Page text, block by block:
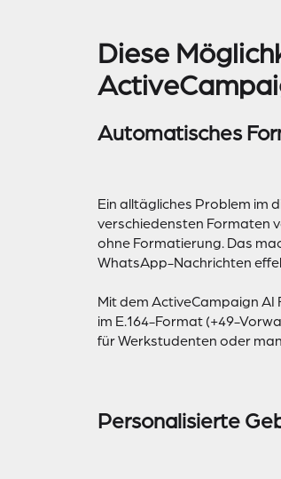
Diese
Automatisches
Ein alltägliches Problem im
verschiedensten Formaten
ohne Formatierung. Das
WhatsApp-Nachrichten
Mit dem ActiveCampaign
im E.164-Format (+49-
für Werkstudenten oder
Personalisierte